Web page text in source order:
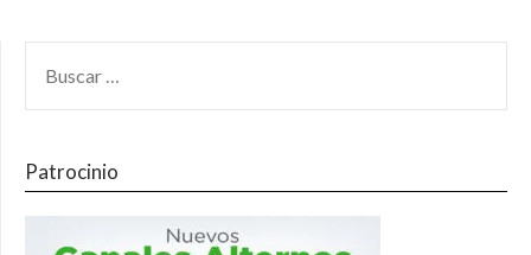
Patrocinio